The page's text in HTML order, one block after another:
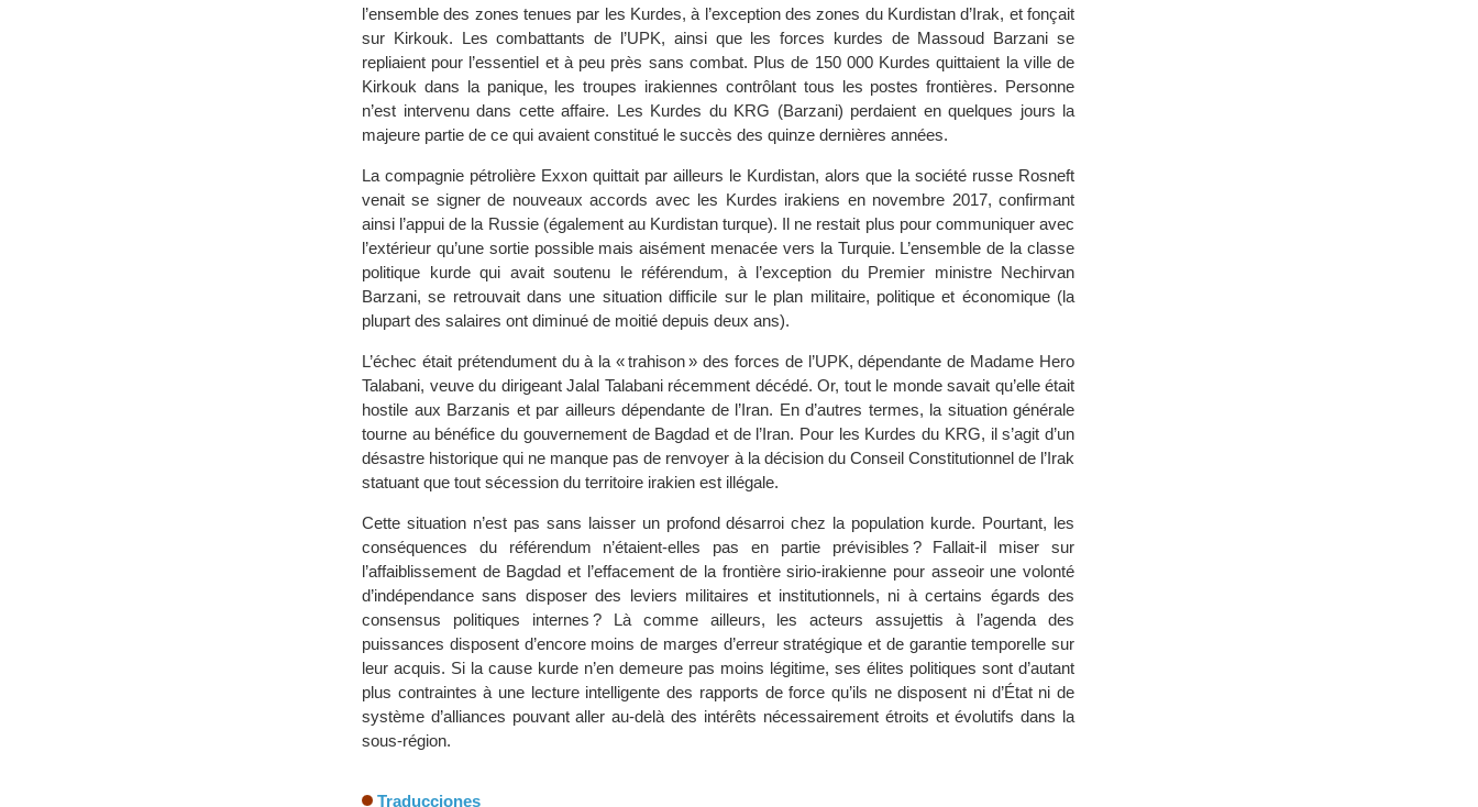
l’ensemble des zones tenues par les Kurdes, à l’exception des zones du Kurdistan d’Irak, et fonçait
sur Kirkouk. Les combattants de l’UPK, ainsi que les forces kurdes de Massoud Barzani se
repliaient pour l’essentiel et à peu près sans combat. Plus de 150 000 Kurdes quittaient la ville de
Kirkouk dans la panique, les troupes irakiennes contrôlant tous les postes frontières. Personne
n’est intervenu dans cette affaire. Les Kurdes du KRG (Barzani) perdaient en quelques jours la
majeure partie de ce qui avaient constitué le succès des quinze dernières années.
La compagnie pétrolière Exxon quittait par ailleurs le Kurdistan, alors que la société russe Rosneft
venait se signer de nouveaux accords avec les Kurdes irakiens en novembre 2017, confirmant
ainsi l’appui de la Russie (également au Kurdistan turque). Il ne restait plus pour communiquer avec
l’extérieur qu’une sortie possible mais aisément menacée vers la Turquie. L’ensemble de la classe
politique kurde qui avait soutenu le référendum, à l’exception du Premier ministre Nechirvan
Barzani, se retrouvait dans une situation difficile sur le plan militaire, politique et économique (la
plupart des salaires ont diminué de moitié depuis deux ans).
L’échec était prétendument du à la « trahison » des forces de l’UPK, dépendante de Madame Hero
Talabani, veuve du dirigeant Jalal Talabani récemment décédé. Or, tout le monde savait qu’elle était
hostile aux Barzanis et par ailleurs dépendante de l’Iran. En d’autres termes, la situation générale
tourne au bénéfice du gouvernement de Bagdad et de l’Iran. Pour les Kurdes du KRG, il s’agit d’un
désastre historique qui ne manque pas de renvoyer à la décision du Conseil Constitutionnel de l’Irak
statuant que tout sécession du territoire irakien est illégale.
Cette situation n’est pas sans laisser un profond désarroi chez la population kurde. Pourtant, les
conséquences du référendum n’étaient-elles pas en partie prévisibles ? Fallait-il miser sur
l’affaiblissement de Bagdad et l’effacement de la frontière sirio-irakienne pour asseoir une volonté
d’indépendance sans disposer des leviers militaires et institutionnels, ni à certains égards des
consensus politiques internes ? Là comme ailleurs, les acteurs assujettis à l’agenda des
puissances disposent d’encore moins de marges d’erreur stratégique et de garantie temporelle sur
leur acquis. Si la cause kurde n’en demeure pas moins légitime, ses élites politiques sont d’autant
plus contraintes à une lecture intelligente des rapports de force qu’ils ne disposent ni d’État ni de
système d’alliances pouvant aller au-delà des intérêts nécessairement étroits et évolutifs dans la
sous-région.
Traducciones